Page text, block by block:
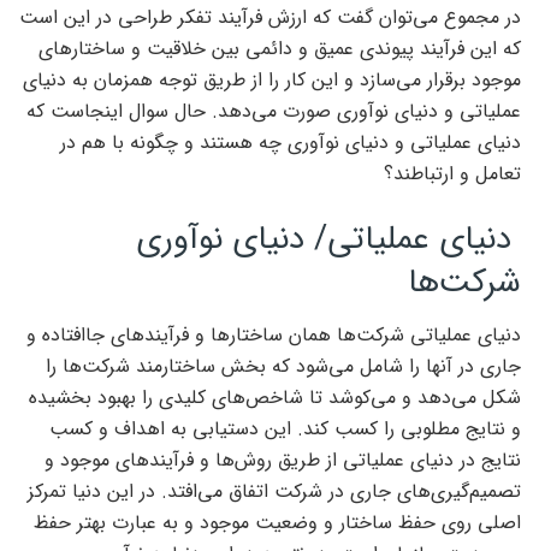
در مجموع می‌توان گفت که ارزش فرآیند تفکر طراحی در این است
که این فرآیند پیوندی عمیق و دائمی بین خلاقیت و ساختارهای
موجود برقرار می‌‌‌سازد و این کار را از طریق توجه همزمان به دنیای
عملیاتی و دنیای نوآوری صورت می‌دهد. حال سوال اینجاست که
دنیای عملیاتی و دنیای نوآوری چه هستند و چگونه با هم در
تعامل و ارتباطند؟
دنیای عملیاتی/ دنیای نوآوری
شرکت‌ها
دنیای عملیاتی شرکت‌ها همان ساختارها و فرآیندهای جاافتاده و
جاری در آنها را شامل می‌شود که بخش ساختارمند شرکت‌ها را
شکل می‌دهد و می‌‌‌کوشد تا شاخص‌‌‌های کلیدی را بهبود بخشیده
و نتایج مطلوبی را کسب کند. این دستیابی به اهداف و کسب
نتایج در دنیای عملیاتی از طریق روش‌ها و فرآیندهای موجود و
تصمیم‌گیری‌‌‌های جاری در شرکت اتفاق می‌‌‌افتد. در این دنیا تمرکز
اصلی روی حفظ ساختار و وضعیت موجود و به عبارت بهتر حفظ